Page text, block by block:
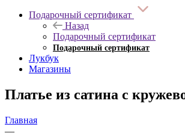
Подарочный сертификат
Назад
Подарочный сертификат
Подарочный сертификат
Лукбук
Магазины
Платье из сатина с
Главная
—